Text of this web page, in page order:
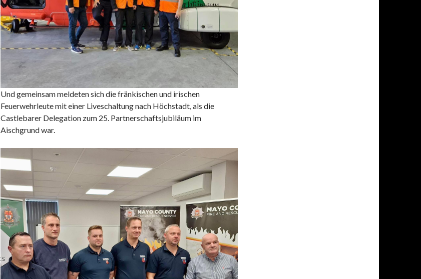
Und gemeinsam meldeten sich die fränkischen und irischen
Feuerwehrleute mit einer Liveschaltung nach Höchstadt, als die
Castlebarer Delegation zum 25. Partnerschaftsjubiläum im
Aischgrund war.